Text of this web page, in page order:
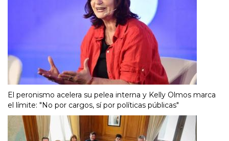
El peronismo acelera su pelea interna y Kelly Olmos marca
el límite: "No por cargos, sí por políticas públicas"